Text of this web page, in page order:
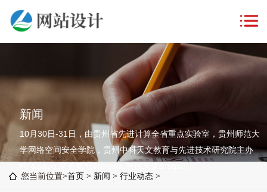
新闻
10月30日-31日，由贵州省先进计算全省重点实验室，贵州师范大
学网络空间安全学院，贵州中科天文教育与先进技术研究院主办
您当前位置>首页 > 新闻 > 行业动态 >